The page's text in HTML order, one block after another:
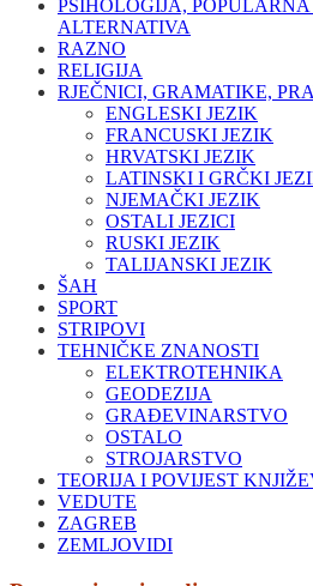
PSIHOLOGIJA,
ALTERNATIVA
RAZNO
RELIGIJA
RJEČNICI, GRAMATIKE,
ENGLESKI JEZIK
FRANCUSKI JEZIK
HRVATSKI JEZIK
LATINSKI I GRČKI
NJEMAČKI JEZIK
OSTALI JEZICI
RUSKI JEZIK
TALIJANSKI JEZIK
ŠAH
SPORT
STRIPOVI
TEHNIČKE ZNANOSTI
ELEKTROTEHNIKA
GEODEZIJA
GRAĐEVINARSTVO
OSTALO
STROJARSTVO
TEORIJA I POVIJEST
VEDUTE
ZAGREB
ZEMLJOVIDI